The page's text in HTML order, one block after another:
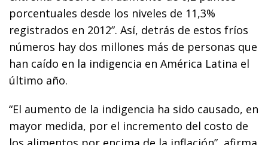
porcentuales desde los niveles de 11,3%
registrados en 2012”. Así, detrás de estos fríos
números hay dos millones más de personas que
han caído en la indigencia en América Latina el
último año.
“El aumento de la indigencia ha sido causado, en
mayor medida, por el incremento del costo de